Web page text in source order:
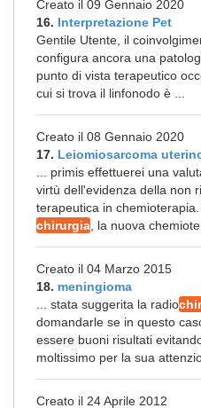
Creato il 09 Gennaio 2020
16. Interpretazione Pet
Gentile Utente, il
configura ancora una
punto di vista terapeutico
cui si trova il linfonodo è ...
Creato il 08 Gennaio 2020
17. Leiomiosarcoma
... primis effettuerei una
virtù dell'evidenza della non
terapeutica in
chirurgia , la nuova
Creato il 04 Marzo 2015
18. meningioma
... stata suggerita la radio
domandarle se in questo
essere buoni risultati
moltissimo per la sua
Creato il 24 Aprile 2012